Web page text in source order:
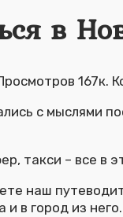
в
167к.
с мыслями
такси – все в
наш
и в город из него.